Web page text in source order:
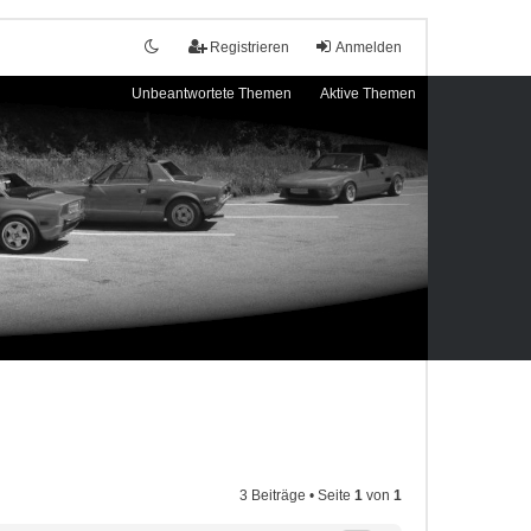
Anmelden
Registrieren
Unbeantwortete Themen Aktive Themen
3 Beiträge • Seite 1 von 1